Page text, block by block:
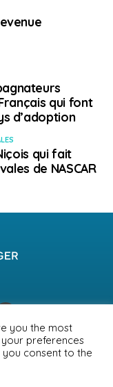
qui font
d’adoption
qui fait
de NASCAR
MENTIONS LÉGALES
you the most
preferences
you consent to the